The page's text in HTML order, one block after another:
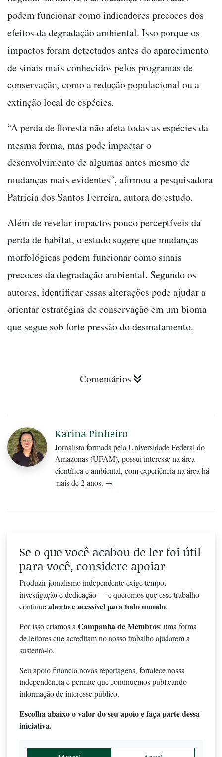
podem funcionar como indicadores precoces dos
efeitos da degradação ambiental. Isso porque os
impactos foram detectados antes do aparecimento
de sinais mais conhecidos pelos programas de
conservação, como a redução populacional ou a
extinção local de espécies.
“A perda de floresta não afeta todas as espécies da
mesma forma, mas pode impactar o
desenvolvimento de algumas antes mesmo de
mudanças mais evidentes”, afirmou a pesquisadora
Patricia dos Santos Ferreira, autora do estudo.
Além de revelar impactos pouco perceptíveis da
perda de habitat, o estudo sugere que mudanças
morfológicas podem funcionar como sinais
precoces da degradação ambiental. Segundo os
autores, identificar essas alterações pode ajudar a
orientar estratégias de conservação em um bioma
que segue sob forte pressão do desmatamento.
Comentários
Karina Pinheiro
Jornalista formada pela Universidade Federal do
Amazonas (UFAM), possui interesse na área
científica e ambiental, com experiência na área há
mais de 2 anos. →
Se o que você acabou de ler foi útil
para você, considere apoiar
Produzir jornalismo independente exige tempo,
investigação e dedicação — e queremos que esse trabalho
continueaberto e acessível para todo mundo.
Por isso criamos a Campanha de Membros: uma forma
de leitores que acreditam no nosso trabalho ajudarem a
sustentá-lo.
Seu apoio financia novas reportagens, fortalece nossa
independência e permite que continuemos publicando
informação de interesse público.
Escolha abaixo o valor do seu apoio e faça parte dessa
iniciativa.